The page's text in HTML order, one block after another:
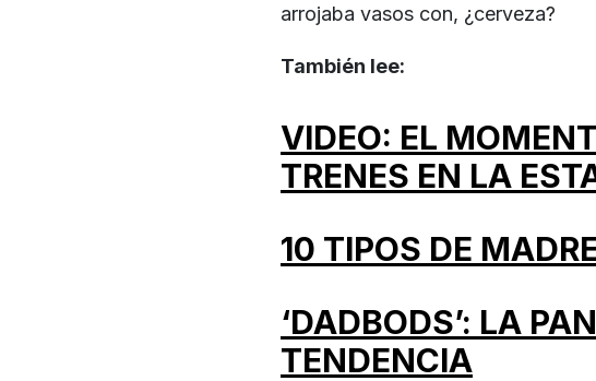
arrojaba vasos con, ¿cerveza?
También lee:
VIDEO: EL
TRENES EN LA
10 TIPOS DE
‘DADBODS’: LA
TENDENCIA